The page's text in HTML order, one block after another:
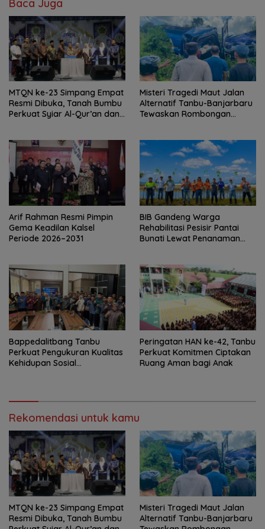
Baca Juga
MTQN ke-23 Simpang Empat
Resmi Dibuka, Tanah Bumbu
Perkuat Syiar Al-Qur’an dan
Misteri Tragedi Maut Jalan
Alternatif Tanbu-Banjarbaru
Tewaskan Rombongan
Arif Rahman Resmi Pimpin
Gema Keadilan Kalsel
Periode 2026–2031
BIB Gandeng Warga
Rehabilitasi Pesisir Pantai
Bunati Lewat Penanaman
Bappedalitbang Tanbu
Perkuat Pengukuran Kualitas
Kehidupan Sosial
Peringatan HAN ke-42, Tanbu
Perkuat Komitmen Ciptakan
Ruang Aman bagi Anak
Rekomendasi untuk kamu
MTQN ke-23 Simpang Empat
Resmi Dibuka, Tanah Bumbu
Misteri Tragedi Maut Jalan
Alternatif Tanbu-Banjarbaru